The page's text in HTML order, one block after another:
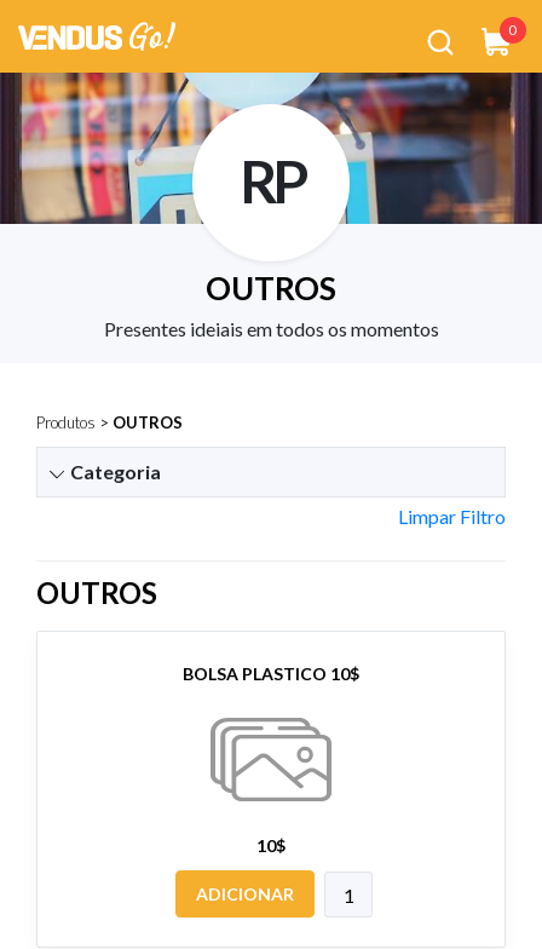
0
RP
OUTROS
Presentes ideiais em todos os momentos
Produtos > OUTROS
Categoria
Limpar Filtro
OUTROS
BOLSA PLASTICO 10$
10$
ADICIONAR